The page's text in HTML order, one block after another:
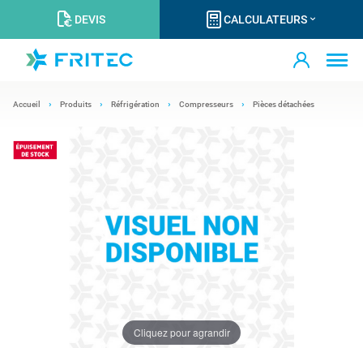
DEVIS CALCULATEURS
Accueil Produits Réfrigération Compresseurs Pièces détachées
Cliquez pour agrandir